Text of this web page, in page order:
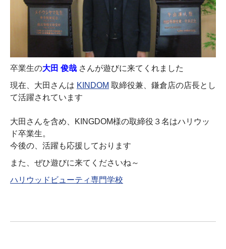
卒業生の大田 俊哉 さんが遊びに来てくれました
現在、大田さんは KINDOM 取締役兼、鎌倉店の店長とし
て活躍されています
大田さんを含め、KINGDOM様の取締役３名はハリウッ
ド卒業生。
今後の、活躍も応援しております
また、ぜひ遊びに来てくださいね～
ハリウッドビューティ専門学校